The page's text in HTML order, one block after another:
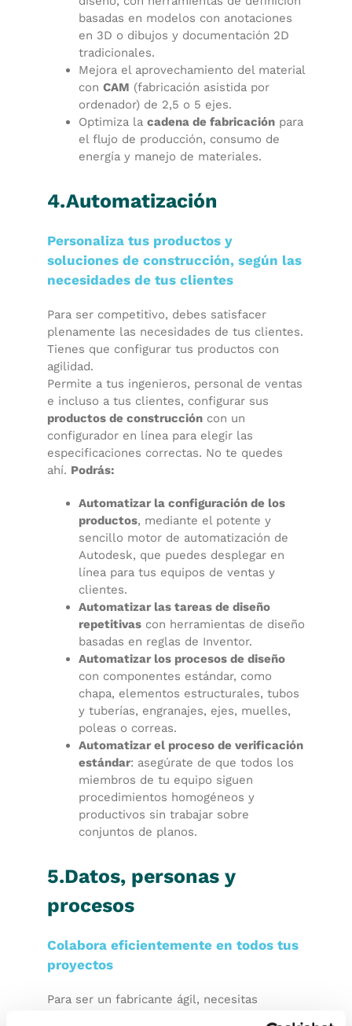
basadas en modelos con anotaciones
en 3D o dibujos y documentación 2D
tradicionales.
Mejora el aprovechamiento del material
con CAM (fabricación asistida por
ordenador) de 2,5 o 5 ejes.
Optimiza la cadena de fabricación para
el flujo de producción, consumo de
energía y manejo de materiales.
4.Automatización
Personaliza tus productos y
soluciones de construcción, según las
necesidades de tus clientes
Para ser competitivo, debes satisfacer
plenamente las necesidades de tus clientes.
Tienes que configurar tus productos con
agilidad.
Permite a tus ingenieros, personal de ventas
e incluso a tus clientes, configurar sus
productos de construcción con un
configurador en línea para elegir las
especificaciones correctas. No te quedes
ahí. Podrás:
Automatizar la configuración de los
productos, mediante el potente y
sencillo motor de automatización de
Autodesk, que puedes desplegar en
línea para tus equipos de ventas y
clientes.
Automatizar las tareas de diseño
repetitivas con herramientas de diseño
basadas en reglas de Inventor.
Automatizar los procesos de diseño
con componentes estándar, como
chapa, elementos estructurales, tubos
y tuberías, engranajes, ejes, muelles,
poleas o correas.
Automatizar el proceso de verificación
estándar: asegúrate de que todos los
miembros de tu equipo siguen
procedimientos homogéneos y
productivos sin trabajar sobre
conjuntos de planos.
5.Datos, personas y
procesos
Colabora eficientemente en todos tus
proyectos
Para ser un fabricante ágil, necesitas